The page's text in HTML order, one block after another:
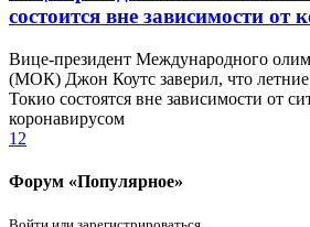
состоится вне зависимости от
Вице-президент Международного
(МОК) Джон Коутс заверил, что
Токио состоятся вне зависимости от
коронавирусом
1 2
Форум «Популярное»